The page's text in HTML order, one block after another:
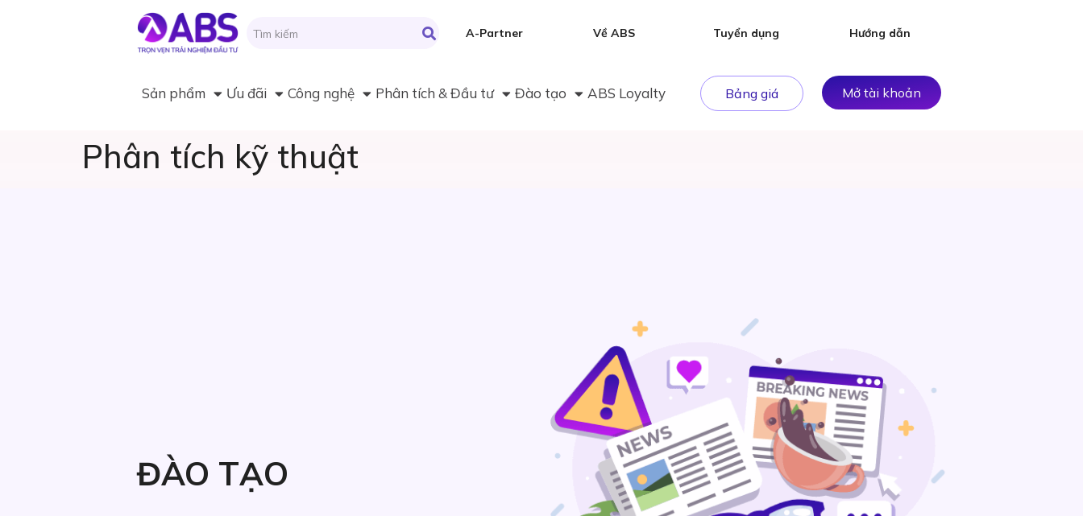
A-Partner Về ABS Tuyển dụng Hướng dẫn
Sản phẩm Ưu đãi Công nghệ Phân tích & Đầu tư Đào tạo ABS Loyalty Bảng giá Mở tài khoản
Phân tích kỹ thuật
ĐÀO TẠO